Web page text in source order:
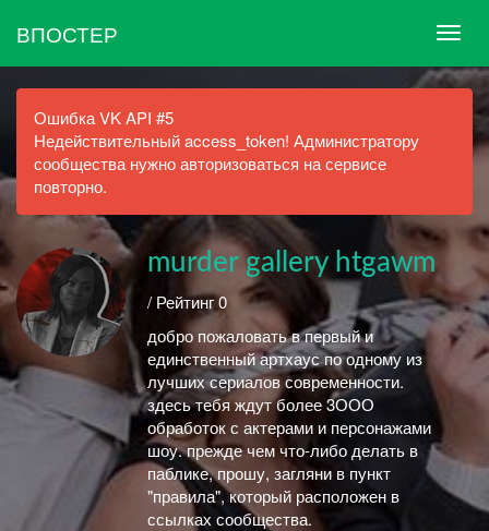
ВПОСТЕР
Ошибка VK API #5
Недействительный access_token! Администратору
сообщества нужно авторизоваться на сервисе
повторно.
murder gallery htgawm
/ Рейтинг 0
добро пожаловать в первый и
единственный артхаус по одному из
лучших сериалов современности.
здесь тебя ждут более 3ООО
обработок с актерами и персонажами
шоу. прежде чем что-либо делать в
паблике, прошу, загляни в пункт
"правила", который расположен в
ссылках сообщества.